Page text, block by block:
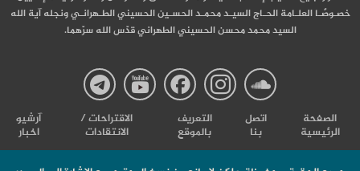
خصـوصًـا العلـامة الحـاج السيـد محمـد الحسـين الحسيني الطـهرانـي ونجله آية الله
السيد محمد محسن الحسيني الطهراني قدّس الله سرّهما.
صفحة
صفحة
صفحة
صفحة
الصفحة
الرئيسية
اتصل
بنا
التعریف
بالموقع
الاقتراحات /
الانتقادات
آرشیو
اخبار